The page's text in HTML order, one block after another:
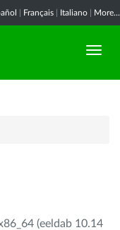
Français Italiano More...
(eeldab 10.14